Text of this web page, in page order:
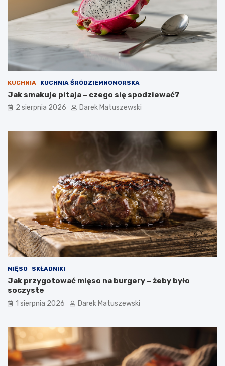
KUCHNIA KUCHNIA ŚRÓDZIEMNOMORSKA
Jak smakuje pitaja – czego się spodziewać?
2 sierpnia 2026 Darek Matuszewski
MIĘSO SKŁADNIKI
Jak przygotować mięso na burgery – żeby było
soczyste
1 sierpnia 2026 Darek Matuszewski